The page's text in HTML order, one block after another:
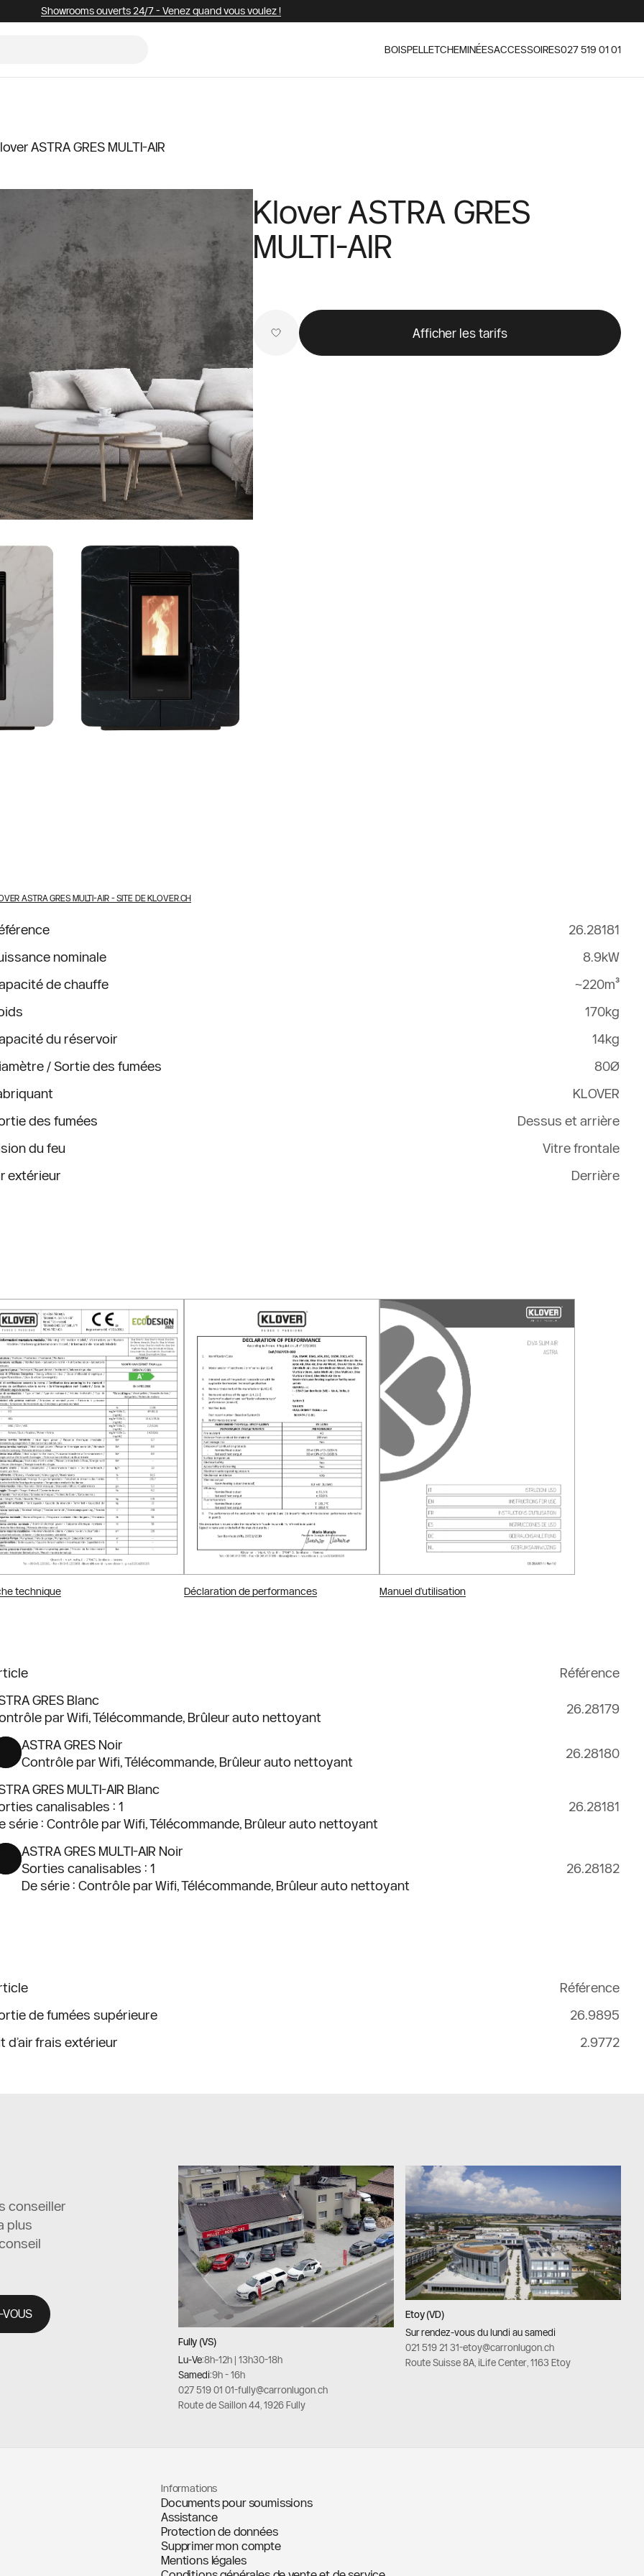
Showrooms ouverts 24/7 - Venez quand vous voulez !
BOISPELLETCHEMINÉESACCESSOIRES027 519 01 01
ASTRA GRES MULTI-AIR
Klover ASTRA GRES
MULTI-AIR
Afficher les tarifs
ASTRA GRES MULTI-AIR- SITE DE KLOVER.CH
26.28181
nominale
8.9kW
de chauffe
~220m³
170kg
du réservoir
14kg
/ Sortie des fumées
80Ø
KLOVER
des fumées
Dessus et arrière
du feu
Vitre frontale
extérieur
Derrière
technique Déclaration de performances Manuel d'utilisation
Référence
GRES Blanc
par Wifi, Télécommande, Brûleur auto nettoyant
26.28179
ASTRA GRES Noir
Contrôle par Wifi, Télécommande, Brûleur auto nettoyant
26.28180
GRES MULTI-AIR Blanc
canalisables : 1
série : Contrôle par Wifi, Télécommande, Brûleur auto nettoyant
26.28181
ASTRA GRES MULTI-AIR Noir
Sorties canalisables : 1
De série : Contrôle par Wifi, Télécommande, Brûleur auto nettoyant
26.28182
Référence
de fumées supérieure
26.9895
d’air frais extérieur
2.9772
conseiller
plus
VOUS
Fully (VS)
Lu-Ve:8h-12h | 13h30-18h
Samedi:9h - 16h
027 519 01 01-fully@carronlugon.ch
Route de Saillon 44, 1926 Fully
Etoy (VD)
Sur rendez-vous du lundi au samedi
021 519 21 31-etoy@carronlugon.ch
Route Suisse 8A, iLife Center, 1163 Etoy
Informations
Documents pour soumissions
Assistance
Protection de données
Supprimer mon compte
Mentions légales